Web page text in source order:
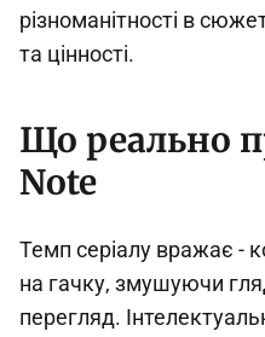
різноманітності в
та цінності.
Що реально
Note
Темп серіалу вражає -
на гачку, змушуючи
перегляд.